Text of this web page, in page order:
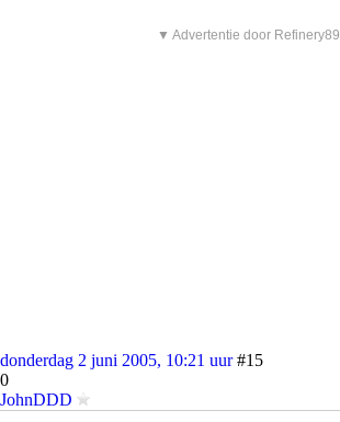
▼ Advertentie door Refinery89
donderdag 2 juni 2005, 10:21 uur #15
0
JohnDDD